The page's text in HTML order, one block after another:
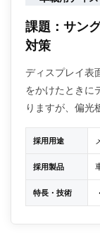
課題：サン
対策
ディスプレイ表
をかけたときに
りますが、偏光
採用用途
採用製品
特長・技術